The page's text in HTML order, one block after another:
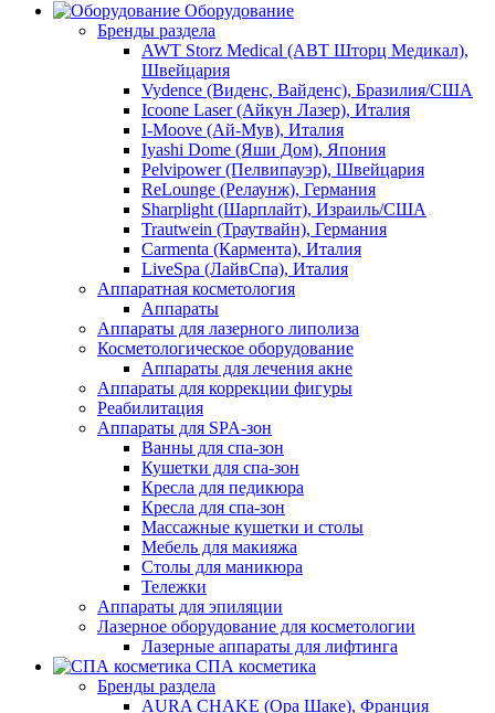
Оборудование
Бренды раздела
AWT Storz Medical (АВТ Шторц Медикал),
Швейцария
Vydence (Виденс, Вайденс), Бразилия/США
Icoone Laser (Айкун Лазер), Италия
I-Moove (Ай-Мув), Италия
Iyashi Dome (Яши Дом), Япония
Pelvipower (Пелвипауэр), Швейцария
ReLounge (Релаунж), Германия
Sharplight (Шарплайт), Израиль/США
Trautwein (Траутвайн), Германия
Carmenta (Кармента), Италия
LiveSpa (ЛайвСпа), Италия
Аппаратная косметология
Аппараты
Аппараты для лазерного липолиза
Косметологическое оборудование
Аппараты для лечения акне
Аппараты для коррекции фигуры
Реабилитация
Аппараты для SPA-зон
Ванны для спа-зон
Кушетки для спа-зон
Кресла для педикюра
Кресла для спа-зон
Массажные кушетки и столы
Мебель для макияжа
Столы для маникюра
Тележки
Аппараты для эпиляции
Лазерное оборудование для косметологии
Лазерные аппараты для лифтинга
СПА косметика
Бренды раздела
AURA CHAKE (Ора Шаке), Франция